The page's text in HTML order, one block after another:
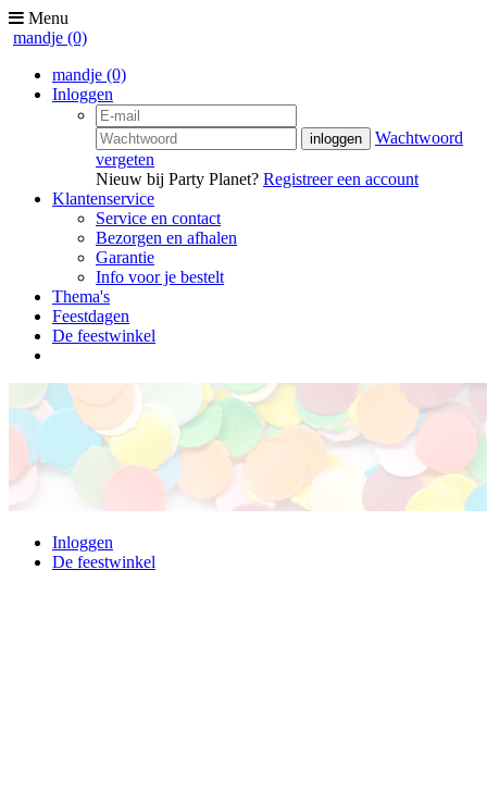
Menu
mandje (0)
mandje (0)
Inloggen
Wachtwoord
vergeten
Nieuw bij Party Planet? Registreer een account
Klantenservice
Service en contact
Bezorgen en afhalen
Garantie
Info voor je bestelt
Thema's
Feestdagen
De feestwinkel
Inloggen
De feestwinkel